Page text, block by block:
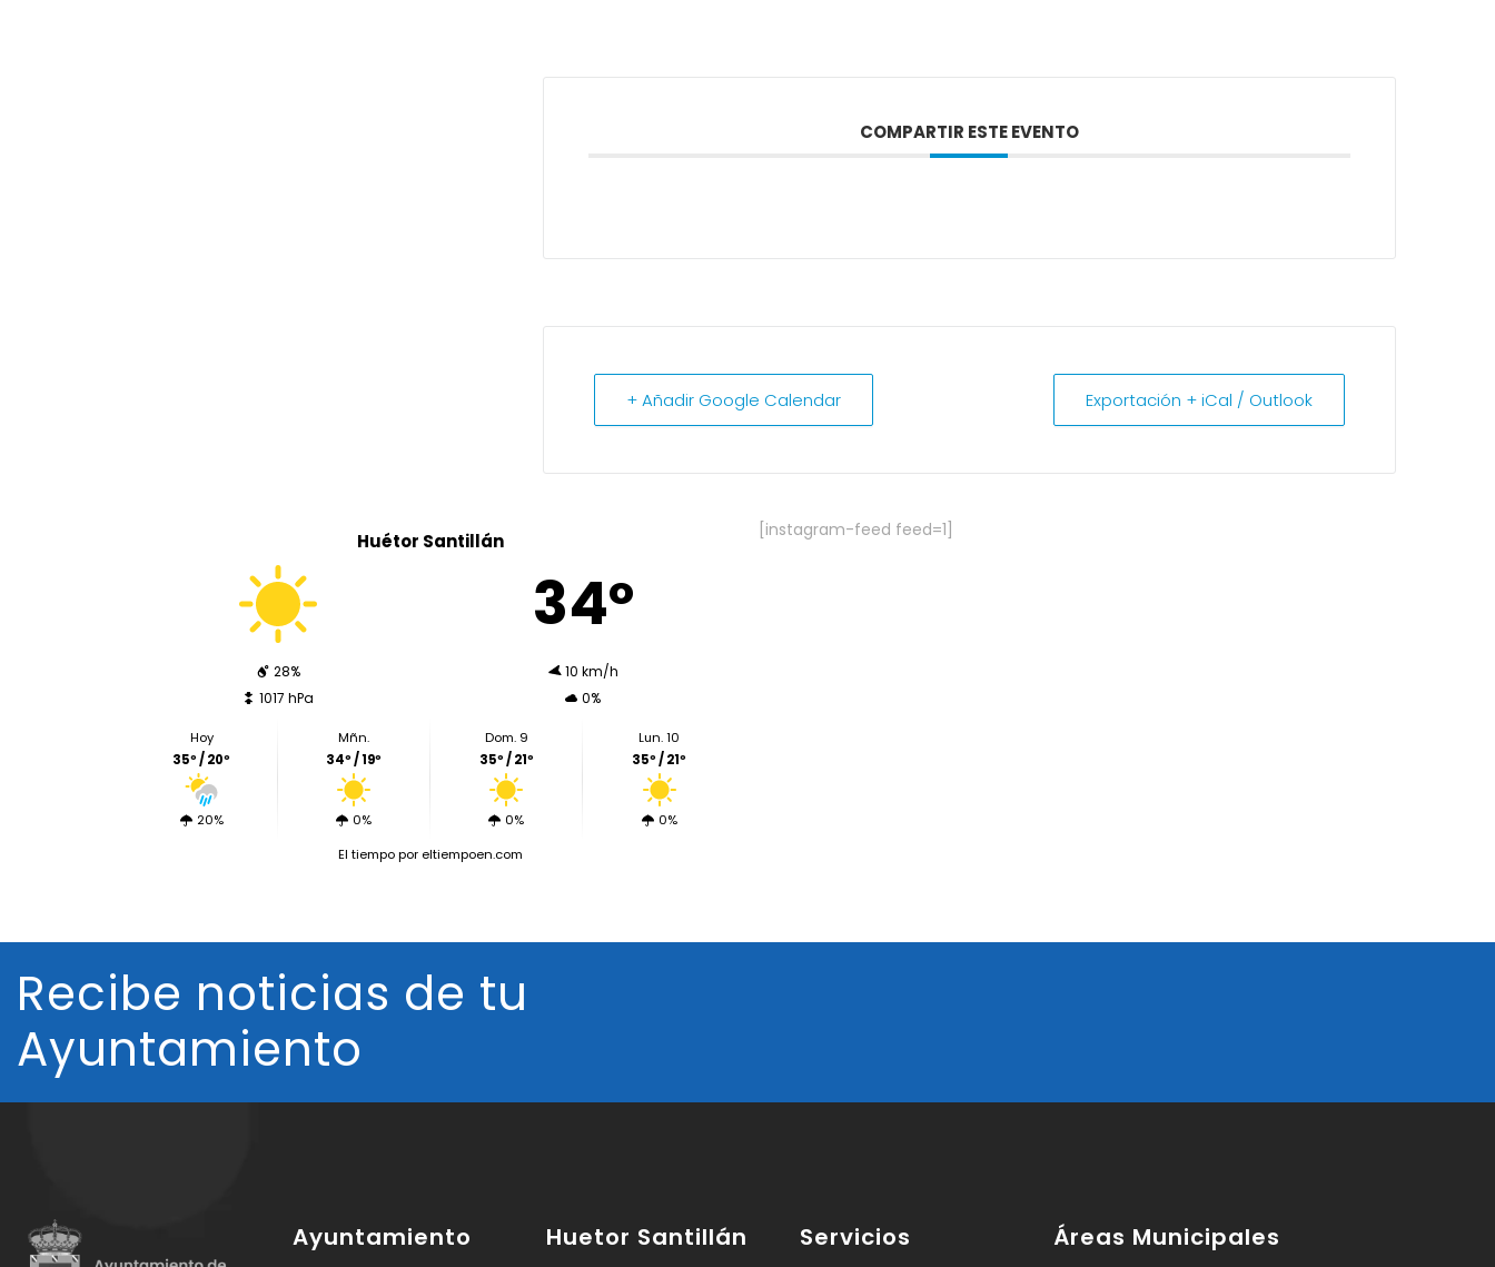
COMPARTIR ESTE EVENTO
+ Añadir Google Calendar Exportación + iCal / Outlook
Huétor Santillán
34º
28%
10 km/h
1017 hPa
0%
Hoy
35º / 20º
20%
Mñn.
34º / 19º
0%
Dom. 9
35º / 21º
0%
Lun. 10
35º / 21º
0%
El tiempopor eltiempoen.com
[instagram-feed feed=1]
Recibe noticias de tu
Ayuntamiento
Ayuntamiento Huetor Santillán Servicios Áreas Municipales